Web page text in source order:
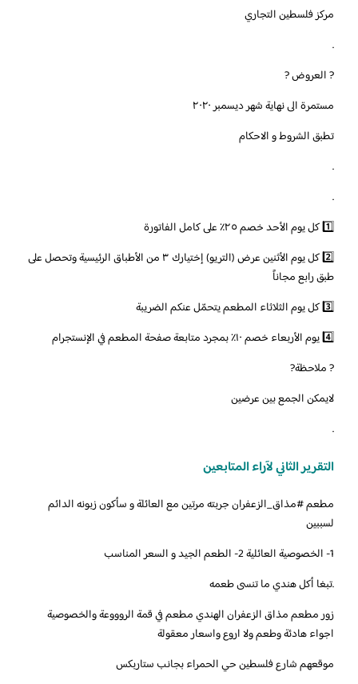
مركز فلسطين التجاري
.
? العروض ?
مستمرة الى نهاية شهر ديسمبر ٢٠٢٠
تطبق الشروط و الاحكام
.
.
1️⃣ كل يوم الأحد خصم ٢٥٪؜ على كامل الفاتورة
2️⃣ كل يوم الأثنين عرض (التريو) إختيارك ٣ من الأطباق الرئيسية وتحصل على
طبق رابع مجاناً
3️⃣ كل يوم الثلاثاء المطعم يتحمّل عنكم الضريبة
4️⃣ يوم الأربعاء خصم ١٠٪؜ بمجرد متابعة صفحة المطعم في الإنستجرام
? ملاحظة?
لايمكن الجمع بين عرضين
.
التقرير الثاني لآراء المتابعين
‏‎مطعم ‎#مذاق_الزعفران جربته مرتين مع العائلة و سأكون زبونه الدائم
لسببين
1- الخصوصية العائلية 2- الطعم الجيد و السعر المناسب
.‏تبغا أكل هندي ما تنسى طعمه
زور مطعم مذاق الزعفران الهندي مطعم في قمة الروووعة والخصوصية
اجواء هادئة وطعم ولا اروع واسعار معقولة
موقعهم شارع فلسطين حي الحمراء بجانب ستاربكس